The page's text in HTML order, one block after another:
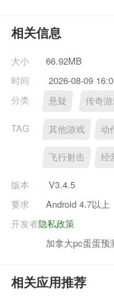
相关信息
大小
66.92MB
时间
2026-08-09
分类
悬疑 传奇
TAG 其他游戏 动
飞行射击 经
版本
V3.4.5
要求
Android 4.7以上
隐私政策
开发者
加拿大pc蛋蛋预
相关应用推荐